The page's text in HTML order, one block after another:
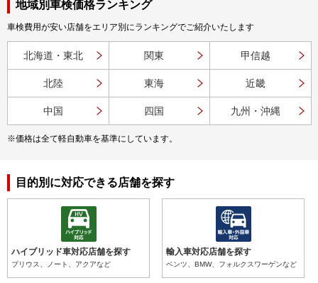
地域別車検価格ランキング
車検費用が安い店舗をエリア別にランキングでご紹介いたします
北海道・東北 関東 甲信越
北陸 東海 近畿
中国 四国 九州・沖縄
※価格は全て軽自動車を基準にしています。
目的別に対応できる店舗を探す
ハイブリッド車対応店舗を探す
プリウス、ノート、アクアなど
輸入車対応店舗を探す
ベンツ、BMW、フォルクスワーゲンなど